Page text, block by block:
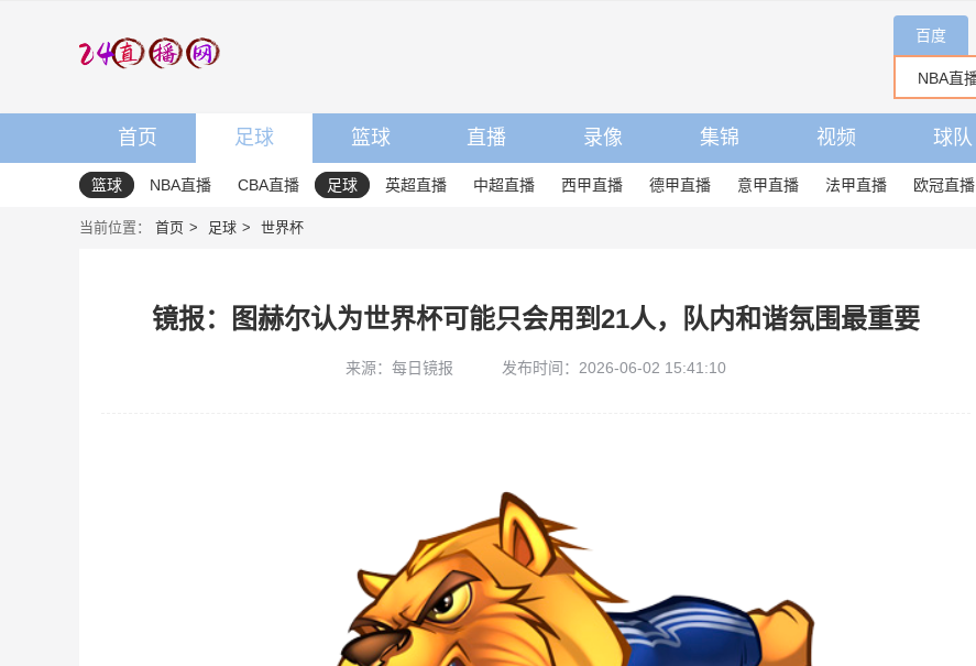
百度
首页 足球 篮球 直播 录像 集锦 视频 球队
篮球 NBA直播 CBA直播 足球 英超直播 中超直播 西甲直播 德甲直播 意甲直播 法甲直播 欧冠直播
当前位置： 首页 足球 世界杯
镜报：图赫尔认为世界杯可能只会用到21人，队内和谐氛围最重要
来源：每日镜报 发布时间：2026-06-02 15:41:10